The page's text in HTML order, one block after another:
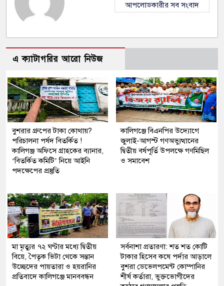
আপলোডকারীর সব সংবাদ
এ ক্যাটাগরির আরো নিউজ
বুশরার গ্রুপের টাকা কোথায়?
পরিচালনা পর্ষদ বিতর্কিত !
কালিগঞ্জ অফিসে গ্রাহকের ব্যানার,
‘বিতর্কিত কমিটি’ নিয়ে আইনি
পদক্ষেপের প্রস্তুতি
কালিগঞ্জে বিএনপির উদ্যোগে
জুলাই-আগস্ট গণঅভ্যুত্থানের
দ্বিতীয় বর্ষপূর্তি উপলক্ষে গণমিছিল
ও সমাবেশ
মা মৃত্যুর ৭২ ঘণ্টার মধ্যে দ্বিতীয়
বিয়ে, পৈতৃক ভিটা থেকে সন্তান
উচ্ছেদের পায়তারা ও হয়রানির
প্রতিবাদে কালিগঞ্জে মানববন্ধন
সর্বনাশা প্রতারণা: শত শত কোটি
টাকার হিসেব কষে পর্দার আড়ালে
বুশরা ডেভেলপমেন্ট কোম্পানির
শীর্ষ কর্তারা, ভুক্তভোগীদের